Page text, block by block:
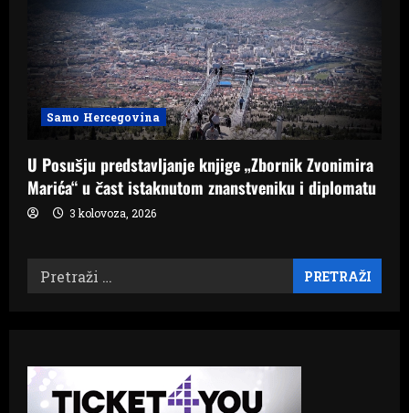
Samo Hercegovina
U Posušju predstavljanje knjige „Zbornik Zvonimira
Marića“ u čast istaknutom znanstveniku i diplomatu
3 kolovoza, 2026
Pretraži: